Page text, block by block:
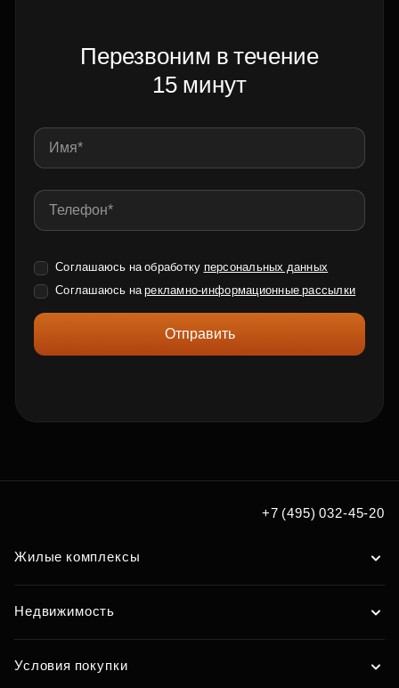
Перезвоним в течение
15 минут
Соглашаюсь на обработку персональных данных
Соглашаюсь нарекламно-информационные рассылки
Отправить
+7 (495) 032-45-20
Жилые комплексы
Недвижимость
Условия покупки